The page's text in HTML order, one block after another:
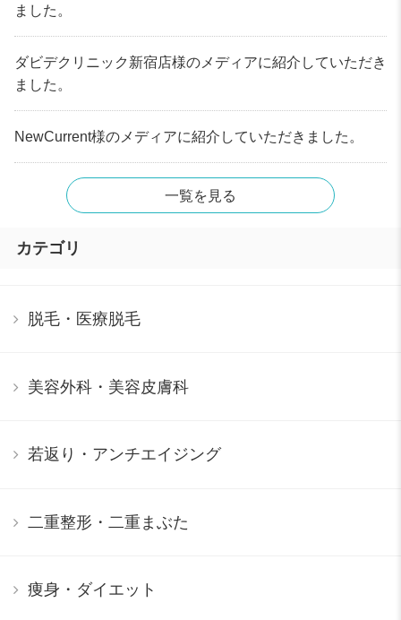
ました。
ダビデクリニック新宿店様のメディアに紹介していただき
ました。
NewCurrent様のメディアに紹介していただきました。
一覧を見る
カテゴリ
脱毛・医療脱毛
美容外科・美容皮膚科
若返り・アンチエイジング
二重整形・二重まぶた
痩身・ダイエット